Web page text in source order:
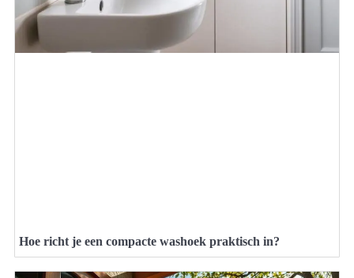
Hoe richt je een compacte washoek praktisch in?